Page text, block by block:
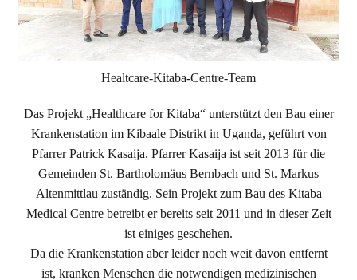
Healtcare-Kitaba-Centre-Team
Das Projekt „Healthcare for Kitaba“ unterstützt den Bau einer
Krankenstation im Kibaale Distrikt in Uganda, geführt von
Pfarrer Patrick Kasaija. Pfarrer Kasaija ist seit 2013 für die
Gemeinden St. Bartholomäus Bernbach und St. Markus
Altenmittlau zuständig. Sein Projekt zum Bau des Kitaba
Medical Centre betreibt er bereits seit 2011 und in dieser Zeit
ist einiges geschehen.
Da die Krankenstation aber leider noch weit davon entfernt
ist, kranken Menschen die notwendigen medizinischen